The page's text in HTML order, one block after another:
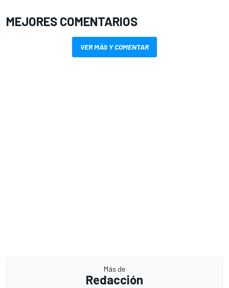
MEJORES COMENTARIOS
VER MÁS Y COMENTAR
Más de
Redacción